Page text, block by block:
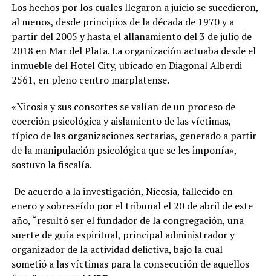
Los hechos por los cuales llegaron a juicio se sucedieron,
al menos, desde principios de la década de 1970 y a
partir del 2005 y hasta el allanamiento del 3 de julio de
2018 en Mar del Plata. La organización actuaba desde el
inmueble del Hotel City, ubicado en Diagonal Alberdi
2561, en pleno centro marplatense.
«Nicosia y sus consortes se valían de un proceso de
coerción psicológica y aislamiento de las víctimas,
típico de las organizaciones sectarias, generado a partir
de la manipulación psicológica que se les imponía»,
sostuvo la fiscalía.
De acuerdo a la investigación, Nicosia, fallecido en
enero y sobreseído por el tribunal el 20 de abril de este
año, “resultó ser el fundador de la congregación, una
suerte de guía espiritual, principal administrador y
organizador de la actividad delictiva, bajo la cual
sometió a las víctimas para la consecución de aquellos